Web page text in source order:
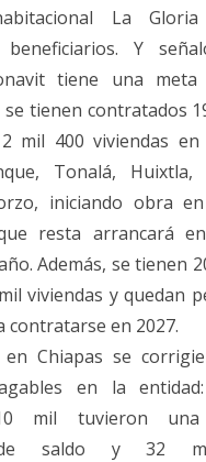
La
beneficiarios. Y
tiene una
se tienen contratados
mil 400 viviendas en
Tonalá,
iniciando obra
resta arrancará
Además, se tienen
viviendas y quedan
contratarse en 2027.
Chiapas se
en la
mil tuvieron una
de saldo y 32